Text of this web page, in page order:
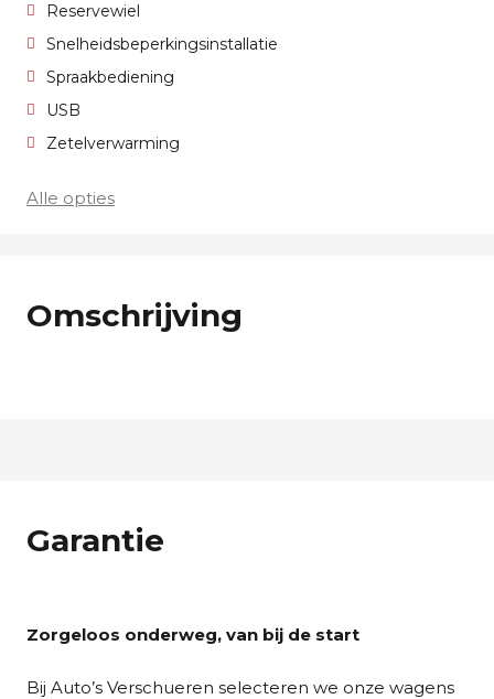
Reservewiel
Snelheidsbeperkingsinstallatie
Spraakbediening
USB
Zetelverwarming
Alle opties
Omschrijving
Garantie
Zorgeloos onderweg, van bij de start
Bij Auto’s Verschueren selecteren we onze wagens